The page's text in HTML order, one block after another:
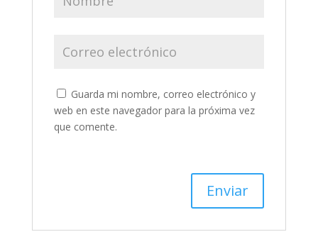
Guarda mi nombre, correo electrónico y
web en este navegador para la próxima vez
que comente.